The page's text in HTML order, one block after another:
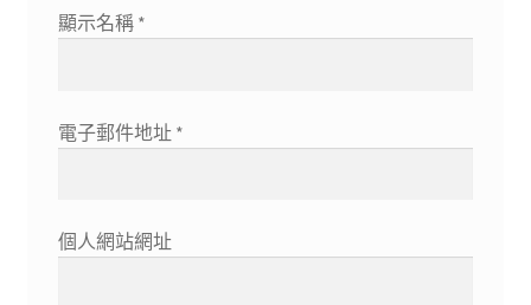
顯示名稱 *
電子郵件地址 *
個人網站網址